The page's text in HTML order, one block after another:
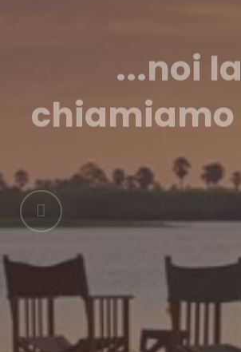
...noi la
chiamiamo
scopri